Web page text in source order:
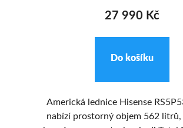
27 990 Kč
Do košíku
Americká lednice Hisense
nabízí prostorný objem 562 litrů,